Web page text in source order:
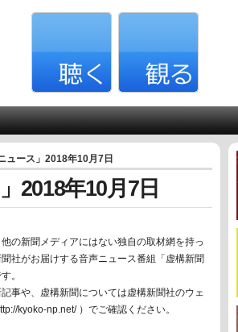
ュース」2018年10月7日
2018年10月7日
の新聞メディアにはない独自の取材網を持っ
社がお届けする音声ニュース番組「虚構新聞
。
事や、虚構新聞については虚構新聞社のウェ
kyoko-np.net/ ）でご確認ください。